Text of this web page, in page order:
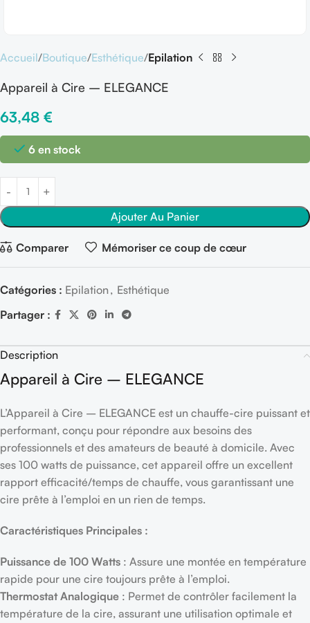
Accueil Boutique Esthétique Epilation
Appareil à Cire – ELEGANCE
63,48 €
6 en stock
Ajouter Au Panier
Comparer Mémoriser ce coup de cœur
Catégories : Epilation, Esthétique
Partager :
Description
Appareil à Cire – ELEGANCE
L’Appareil à Cire – ELEGANCE est un chauffe-cire puissant et
performant, conçu pour répondre aux besoins des
professionnels et des amateurs de beauté à domicile. Avec
ses 100 watts de puissance, cet appareil offre un excellent
rapport efficacité/temps de chauffe, vous garantissant une
cire prête à l’emploi en un rien de temps.
Caractéristiques Principales :
Puissance de 100 Watts : Assure une montée en température
rapide pour une cire toujours prête à l’emploi.
Thermostat Analogique : Permet de contrôler facilement la
température de la cire, assurant une utilisation optimale et